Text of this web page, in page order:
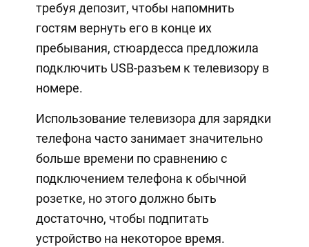
требуя депозит, чтобы напомнить
гостям вернуть его в конце их
пребывания, стюардесса предложила
подключить USB-разъем к телевизору в
номере.
Использование телевизора для зарядки
телефона часто занимает значительно
больше времени по сравнению с
подключением телефона к обычной
розетке, но этого должно быть
достаточно, чтобы подпитать
устройство на некоторое время.